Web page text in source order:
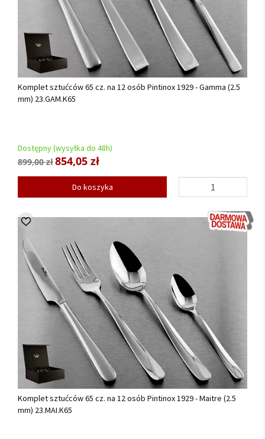
Komplet sztućców 65 cz. na 12 osób Pintinox 1929 - Gamma (2.5
mm) 23.GAM.K65
Dostępny (wysyłka do 48h)
899,00 zł854,05 zł
Do koszyka
Komplet sztućców 65 cz. na 12 osób Pintinox 1929 - Maitre (2.5
mm) 23.MAI.K65